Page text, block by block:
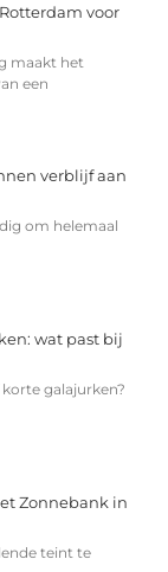
voor
maakt het
een
verblijf aan
om helemaal
wat past bij
galajurken?
Zonnebank in
teint te